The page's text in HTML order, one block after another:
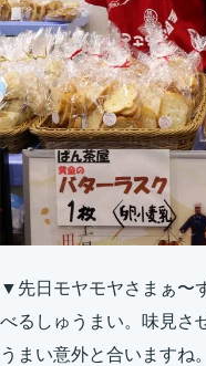
▼先日モヤモヤさまぁ〜
べるしゅうまい。味見さ
うまい意外と合いますね。